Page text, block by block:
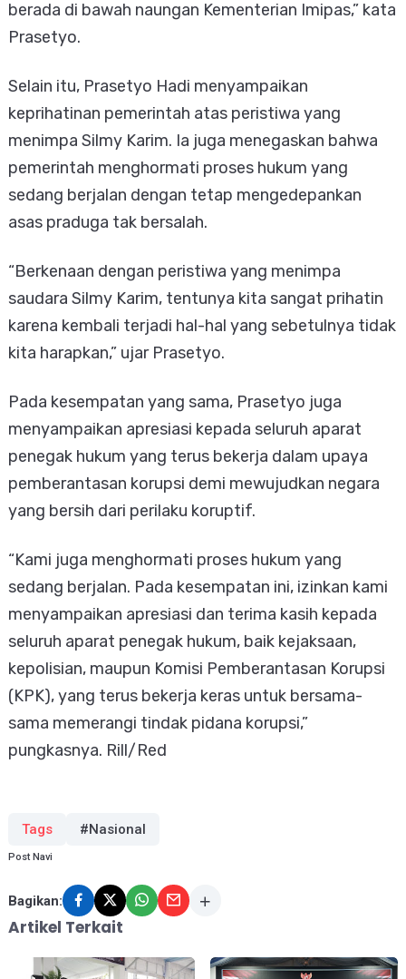
berada di bawah naungan Kementerian Imipas,” kata
Prasetyo.
Selain itu, Prasetyo Hadi menyampaikan
keprihatinan pemerintah atas peristiwa yang
menimpa Silmy Karim. Ia juga menegaskan bahwa
pemerintah menghormati proses hukum yang
sedang berjalan dengan tetap mengedepankan
asas praduga tak bersalah.
“Berkenaan dengan peristiwa yang menimpa
saudara Silmy Karim, tentunya kita sangat prihatin
karena kembali terjadi hal-hal yang sebetulnya tidak
kita harapkan,” ujar Prasetyo.
Pada kesempatan yang sama, Prasetyo juga
menyampaikan apresiasi kepada seluruh aparat
penegak hukum yang terus bekerja dalam upaya
pemberantasan korupsi demi mewujudkan negara
yang bersih dari perilaku koruptif.
“Kami juga menghormati proses hukum yang
sedang berjalan. Pada kesempatan ini, izinkan kami
menyampaikan apresiasi dan terima kasih kepada
seluruh aparat penegak hukum, baik kejaksaan,
kepolisian, maupun Komisi Pemberantasan Korupsi
(KPK), yang terus bekerja keras untuk bersama-
sama memerangi tindak pidana korupsi,”
pungkasnya. Rill/Red
Tags #Nasional
Post Navi
Bagikan:
Artikel Terkait